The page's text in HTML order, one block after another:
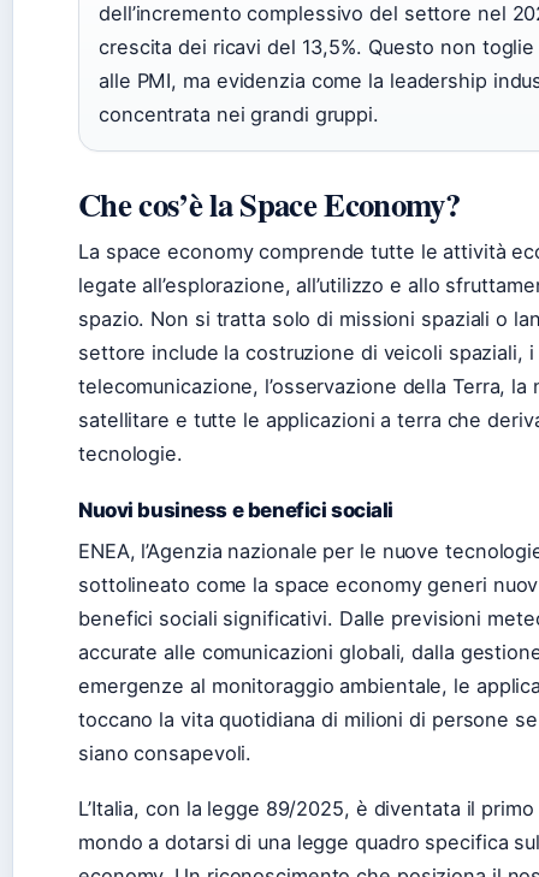
dell’incremento complessivo del settore nel
crescita dei ricavi del 13,5%. Questo non
alle PMI, ma evidenzia come la leadership
concentrata nei grandi gruppi.
Che cos’è la Space Economy?
La space economy comprende tutte le attività
legate all’esplorazione, all’utilizzo e allo
spazio. Non si tratta solo di missioni spaziali o
settore include la costruzione di veicoli spaziali,
telecomunicazione, l’osservazione della Terra, la
satellitare e tutte le applicazioni a terra che
tecnologie.
Nuovi business e benefici sociali
ENEA, l’Agenzia nazionale per le nuove
sottolineato come la space economy generi
benefici sociali significativi. Dalle previsioni
accurate alle comunicazioni globali, dalla
emergenze al monitoraggio ambientale, le
toccano la vita quotidiana di milioni di persone
siano consapevoli.
L’Italia, con la legge 89/2025, è diventata il primo
mondo a dotarsi di una legge quadro specifica